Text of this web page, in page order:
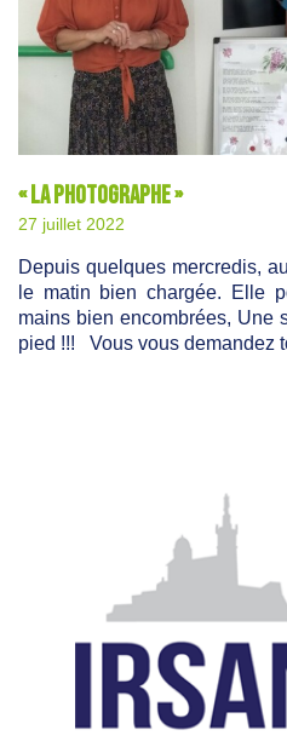
« La photographe »
27 juillet 2022
Depuis quelques mercredis,
le matin bien chargée. Elle
mains bien encombrées, Une
pied !!! Vous vous demandez